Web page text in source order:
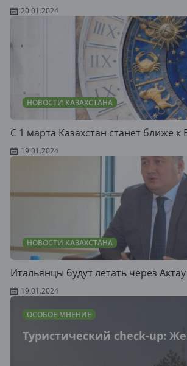
20.01.2024
НОВОСТИ КАЗАХСТАНА
С 1 марта Казахстан станет ближе к
19.01.2024
НОВОСТИ КАЗАХСТАНА
Итальянцы будут летать через
19.01.2024
ОСОБОЕ МНЕНИЕ
Туристический cheсk-up: